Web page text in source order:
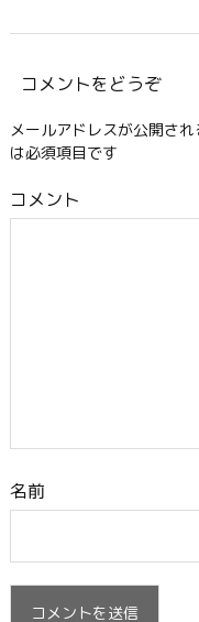
コメントをどうぞ
メールアドレスが公開され
は必須項目です
コメント
名前